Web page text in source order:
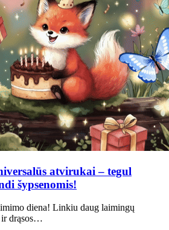
atvirukai – tegul
šypsenomis!
diena! Linkiu daug laimingų
ir drąsos…